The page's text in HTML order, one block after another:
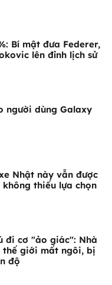
Bí mật đưa Federer,
lên đỉnh lịch sử
người dùng Galaxy
Nhật này vẫn được
không thiếu lựa chọn
đi cơ "ảo giác": Nhà
giới mất ngôi, bị
độ